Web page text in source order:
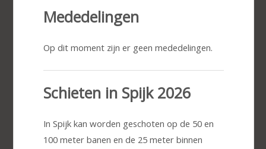
Mededelingen
Op dit moment zijn er geen mededelingen.
Schieten in Spijk 2026
In Spijk kan worden geschoten op de 50 en
100 meter banen en de 25 meter binnen